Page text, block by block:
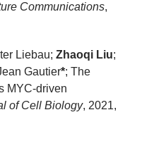
Communications,
Liebau; Zhaoqi Liu;
Gautier*; The
MYC-driven
of Cell Biology, 2021,